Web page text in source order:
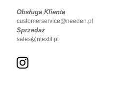
Obsługa Klienta
customerservice@needen.pl
Sprzedaż
sales@ntextil.pl